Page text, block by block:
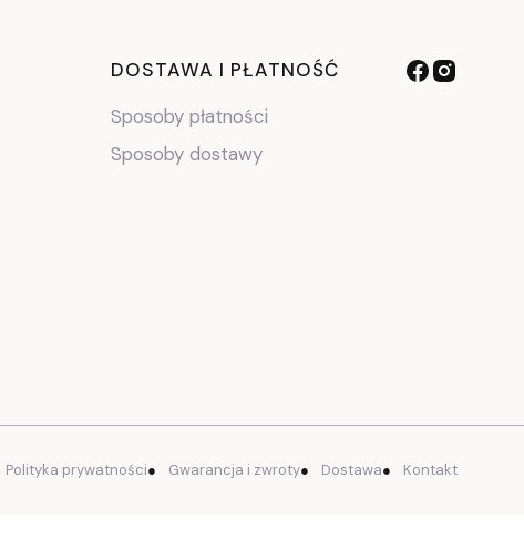
DOSTAWA I PŁATNOŚĆ
Sposoby płatności
Sposoby dostawy
Polityka prywatności● Gwarancja i zwroty● Dostawa● Kontakt